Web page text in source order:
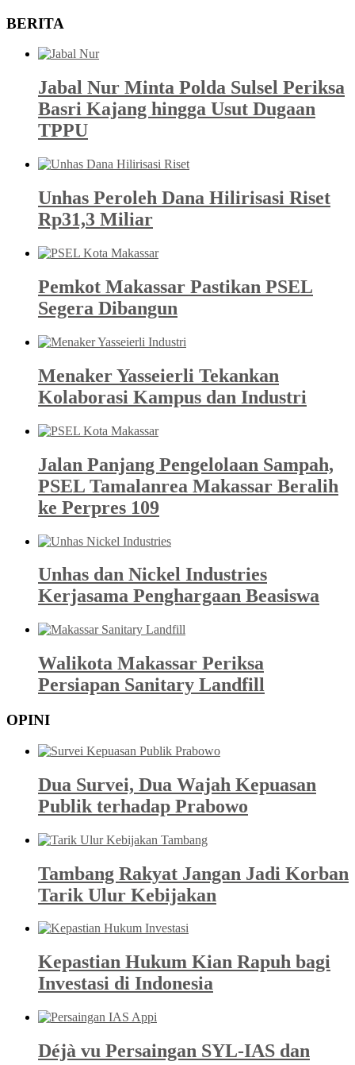
BERITA
Jabal Nur Minta Polda Sulsel Periksa
Basri Kajang hingga Usut Dugaan
TPPU
Unhas Peroleh Dana Hilirisasi Riset
Rp31,3 Miliar
Pemkot Makassar Pastikan PSEL
Segera Dibangun
Menaker Yasseierli Tekankan
Kolaborasi Kampus dan Industri
Jalan Panjang Pengelolaan Sampah,
PSEL Tamalanrea Makassar Beralih
ke Perpres 109
Unhas dan Nickel Industries
Kerjasama Penghargaan Beasiswa
Walikota Makassar Periksa
Persiapan Sanitary Landfill
OPINI
Dua Survei, Dua Wajah Kepuasan
Publik terhadap Prabowo
Tambang Rakyat Jangan Jadi Korban
Tarik Ulur Kebijakan
Kepastian Hukum Kian Rapuh bagi
Investasi di Indonesia
Déjà vu Persaingan SYL-IAS dan